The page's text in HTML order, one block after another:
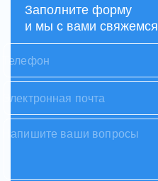
Заполните форму
и мы с вами свяжемся